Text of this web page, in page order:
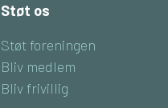
Støt os
Støt foreningen
Bliv medlem
Bliv frivillig